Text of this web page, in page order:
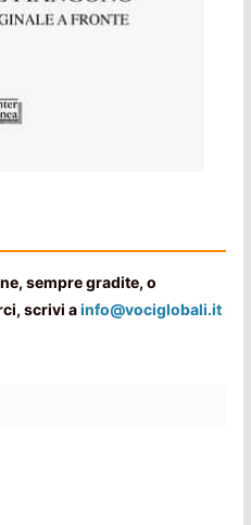
sempre gradite, o
scrivi ainfo@vociglobali.it